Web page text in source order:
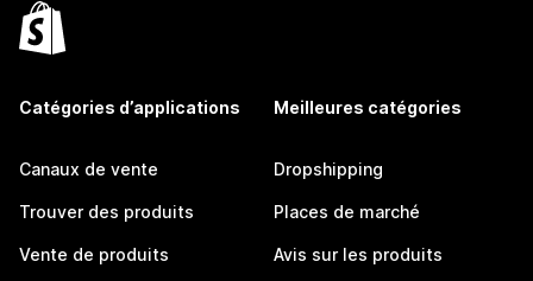
Catégories d’applications
Canaux de vente
Trouver des produits
Vente de produits
Meilleures catégories
Dropshipping
Places de marché
Avis sur les produits